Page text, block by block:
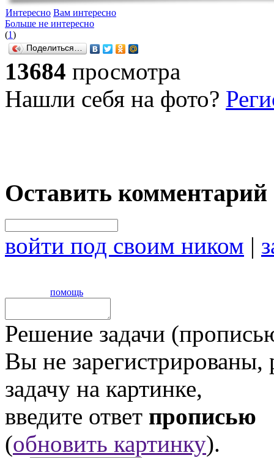
Интересно Вам интересно
Больше не интересно
(1)
Поделиться…
13684 просмотра
Нашли себя на фото?
Оставить комментарий
войти под своим ником |
помощь
Решение задачи
Вы не
задачу на картинке,
введите ответ прописью
(обновить картинку).